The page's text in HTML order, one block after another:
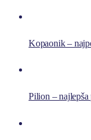
Kopaonik –
Pilion –